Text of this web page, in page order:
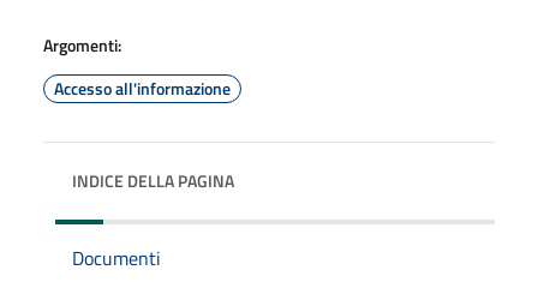
Argomenti:
Accesso all'informazione
INDICE DELLA PAGINA
Documenti